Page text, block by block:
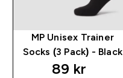
MP Unisex Trainer
Socks (3 Pack) - Black
89 kr‎